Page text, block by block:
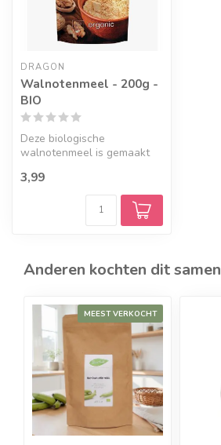
DRAGON
Walnotenmeel - 200g -
BIO
Deze biologische
walnotenmeel is gemaakt
olie extract...
3,99
Anderen kochten dit samen
MEEST VERKOCHT